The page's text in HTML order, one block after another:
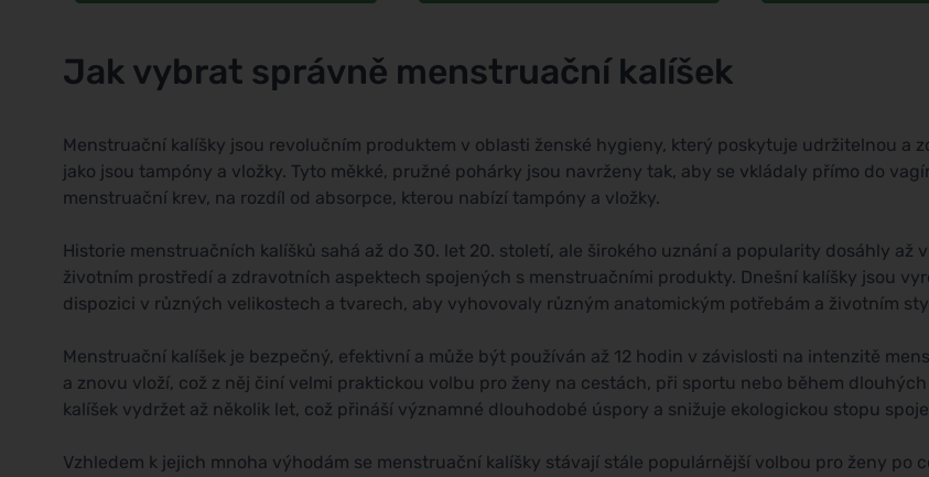
Jak vybrat správně menstruační kalíšek
Menstruační kalíšky jsou revolučním produktem v oblasti ženské hygieny, který poskytuje udržitelnou
jako jsou tampóny a vložky. Tyto měkké, pružné pohárky jsou navrženy tak, aby se vkládaly přímo do
menstruační krev, na rozdíl od absorpce, kterou nabízí tampóny a vložky.
Historie menstruačních kalíšků sahá až do 30. let 20. století, ale širokého uznání a popularity dosáhly
životním prostředí a zdravotních aspektech spojených s menstruačními produkty. Dnešní kalíšky jsou
dispozici v různých velikostech a tvarech, aby vyhovovaly různým anatomickým potřebám a životním
Menstruační kalíšek je bezpečný, efektivní a může být používán až 12 hodin v závislosti na intenzitě
a znovu vloží, což z něj činí velmi praktickou volbu pro ženy na cestách, při sportu nebo během
kalíšek vydržet až několik let, což přináší významné dlouhodobé úspory a snižuje ekologickou stopu
Vzhledem k jejich mnoha výhodám se menstruační kalíšky stávají stále populárnější volbou pro ženy po